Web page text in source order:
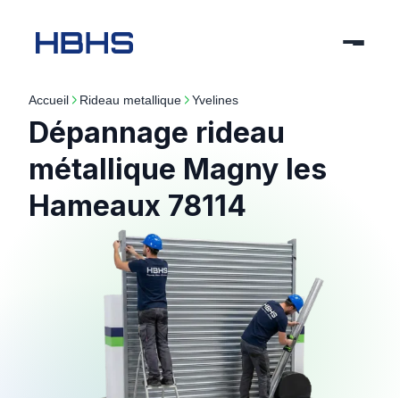
Accueil rideau metallique yvelines
Dépannage rideau
métallique Magny les
Hameaux 78114